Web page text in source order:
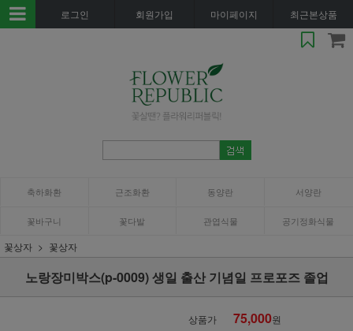
로그인 회원가입 마이페이지 최근본상품
축하화환 근조화환 동양란 서양란
꽃바구니 꽃다발 관엽식물 공기정화식물
꽃상자 꽃상자
노랑장미박스(p-0009) 생일 출산 기념일 프로포즈 졸업
상품가 75,000원